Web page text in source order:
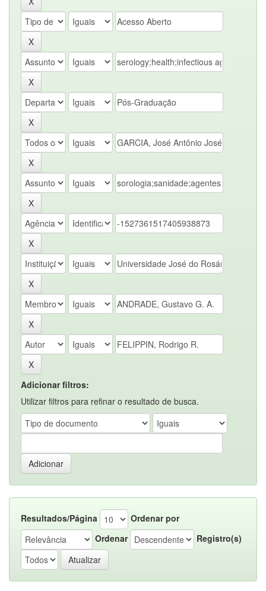
Adicionar filtros:
Utilizar filtros para refinar o resultado de busca.
Resultados/Página
Ordenar por
Ordenar
Registro(s)